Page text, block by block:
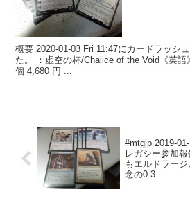
概要 2020-01-03 Fri 11:47にカードラッシ
た。 ：虚空の杯/Chalice of the Void《英
個 4,680 円 ...
#mtgjp 2019-
レガシー参加
もエルドラー
念の0-3